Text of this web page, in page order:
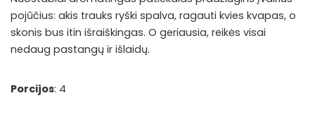
pojūčius: akis trauks ryški spalva, ragauti kvies kvapas, o
skonis bus itin išraiškingas. O geriausia, reikės visai
nedaug pastangų ir išlaidų.
Porcijos: 4